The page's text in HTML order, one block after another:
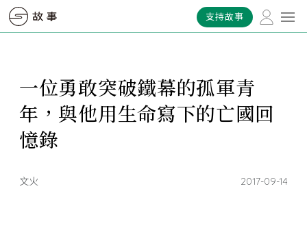
支持故事
一位勇敢突破鐵幕的孤軍青
年，與他用生命寫下的亡國回
憶錄
文火 2017-09-14